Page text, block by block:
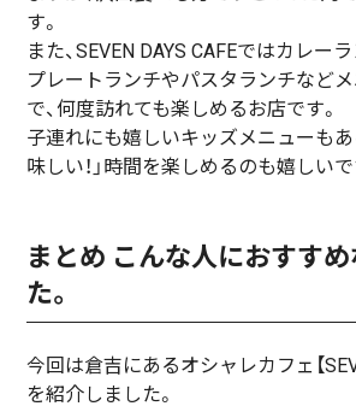
す。
また、SEVEN DAYS CAFEではカレー
プレートランチやパスタランチなど
で、何度訪れても楽しめるお店です。
子連れにも嬉しいキッズメニューもあ
味しい！」時間を楽しめるのも嬉しいで
まとめ こんな人におすす
た。
今回は倉吉にあるオシャレカフェ【
を紹介しました。